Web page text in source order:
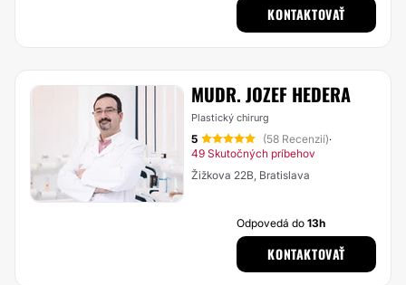
KONTAKTOVAŤ
MUDR. JOZEF HEDERA
Plastický chirurg
5 (58 Recenzií)·
49 Skutočných príbehov
Žižkova 22B, Bratislava
Odpovedá do13h
KONTAKTOVAŤ